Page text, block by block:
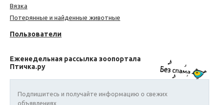
Вязка
Потерянные и найденные животные
Пользователи
Еженедельная рассылка зоопортала
Птичка.ру
Подпишитесь и получайте информацию о свежих
объявлениях